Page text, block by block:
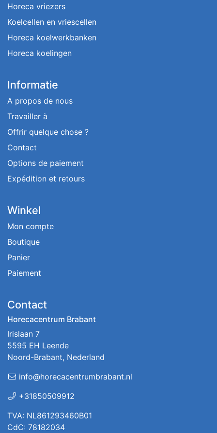
Horeca vriezers
Koelcellen en vriescellen
Horeca koelwerkbanken
Horeca koelingen
Informatie
A propos de nous
Travailler à
Offrir quelque chose ?
Contact
Options de paiement
Expédition et retours
Winkel
Mon compte
Boutique
Panier
Paiement
Contact
Horecacentrum Brabant
Irislaan 7
5595 EH Leende
Noord-Brabant, Nederland
info@horecacentrumbrabant.nl
+31850509912
TVA: NL861293460B01
CdC: 78182034